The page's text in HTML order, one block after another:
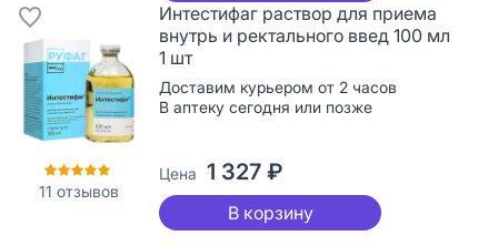
11 отзывов
Интестифаг раствор для приема
внутрь и ректального введ 100 мл
1 шт
Доставим курьером от 2 часов
В аптеку сегодня или позже
Цена 1 327 ₽
В корзину